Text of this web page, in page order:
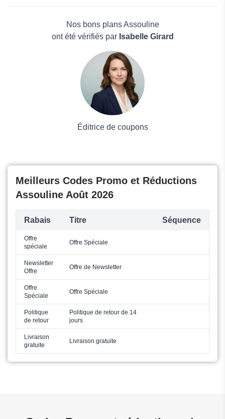
Maison & JardinNos bons plans Assouline
ont été vérifiés par Isabelle Girard
Éditrice de coupons
Meilleurs Codes Promo et Réductions
Assouline Août 2026
Rabais Titre Séquence
Offre
spéciale
Offre Spéciale
Newsletter
Offre
Offre de Newsletter
Offre
Spéciale
Offre Spéciale
Politique
de retour
Politique de retour de 14
jours
Livraison
gratuite
Livraison gratuite